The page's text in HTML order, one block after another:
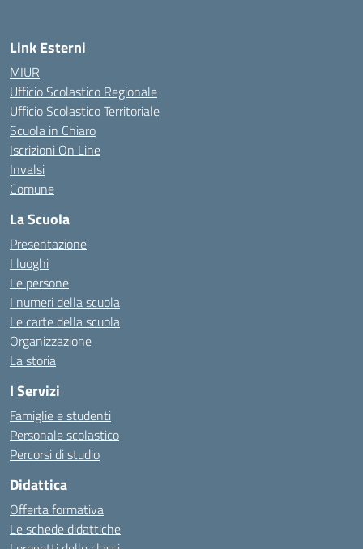
Link Esterni
MIUR
Ufficio Scolastico Regionale
Ufficio Scolastico Territoriale
Scuola in Chiaro
Iscrizioni On Line
Invalsi
Comune
La Scuola
Presentazione
I luoghi
Le persone
I numeri della scuola
Le carte della scuola
Organizzazione
La storia
I Servizi
Famiglie e studenti
Personale scolastico
Percorsi di studio
Didattica
Offerta formativa
Le schede didattiche